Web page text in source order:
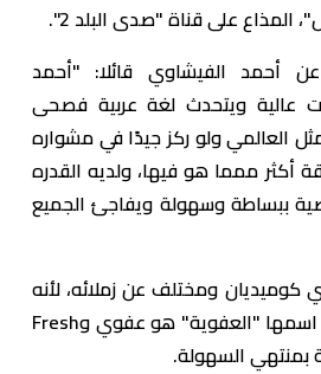
المذاع على قناة "صدى البلد 2".
أحمد الفيشاوي قائلا: "أحمد
عالية ويتحدث لغة عربية فصحى
العالمي ولو ركز جيدًا في مشواره
ممما هو فيها، ولديه القدره
ببساطة وسهولة ويفاجئ الجميع
ومختلف عن زملائه، لأنه
من مدرسة في السينما اسمها "العفوية" هو عفوي وFresh
السهولة.